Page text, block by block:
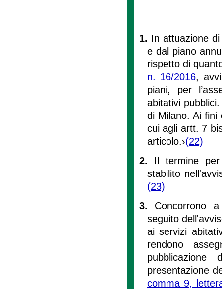
1. In attuazione
e dal piano
rispetto di
n. 16/2016,
piani, per
abitativi
di Milano. Ai fini
cui agli artt. 7
articolo.›(22)
2. Il termine per
stabilito
(23)
3. Concorrono
seguito
ai servizi
rendono
presentazione
comma 9,